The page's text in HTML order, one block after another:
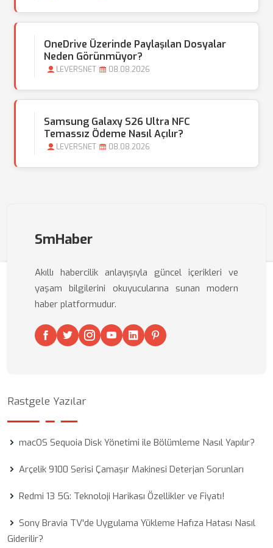
OneDrive Üzerinde Paylaşılan Dosyalar
Neden Görünmüyor?
LEVERSNET 08.08.2026
Samsung Galaxy S26 Ultra NFC
Temassız Ödeme Nasıl Açılır?
LEVERSNET 08.08.2026
SmHaber
Akıllı habercilik anlayışıyla güncel içerikleri ve
yaşam bilgilerini okuyucularına sunan modern
haber platformudur.
Rastgele Yazılar
macOS Sequoia Disk Yönetimi ile Bölümleme Nasıl Yapılır?
Arçelik 9100 Serisi Çamaşır Makinesi Deterjan Sorunları
Redmi 13 5G: Teknoloji Harikası Özellikler ve Fiyatı!
Sony Bravia TV'de Uygulama Yükleme Hafıza Hatası Nasıl
Giderilir?